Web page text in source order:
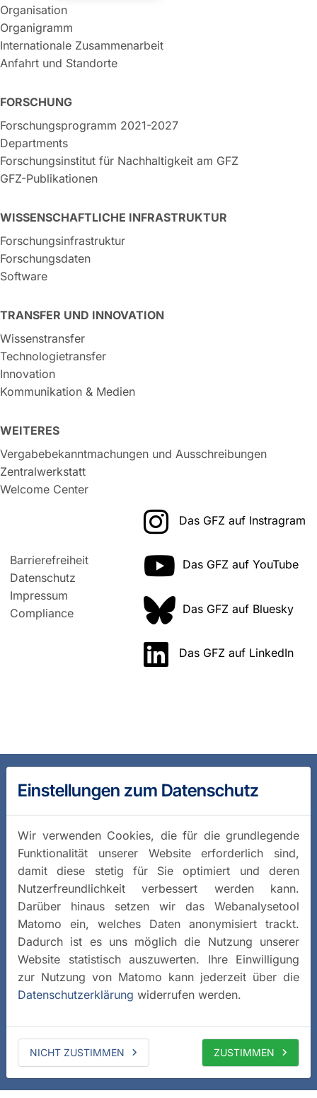
Organisation
Organigramm
Internationale Zusammenarbeit
Anfahrt und Standorte
FORSCHUNG
Forschungsprogramm 2021-2027
Departments
Forschungsinstitut für Nachhaltigkeit am GFZ
GFZ-Publikationen
WISSENSCHAFTLICHE INFRASTRUKTUR
Forschungsinfrastruktur
Forschungsdaten
Software
TRANSFER UND INNOVATION
Wissenstransfer
Technologietransfer
Innovation
Kommunikation & Medien
WEITERES
Vergabebekanntmachungen und Ausschreibungen
Zentralwerkstatt
Welcome Center
Barrierefreiheit
Datenschutz
Impressum
Compliance
Das GFZ auf Instragram
Das GFZ auf YouTube
Das GFZ auf Bluesky
Das GFZ auf LinkedIn
Einstellungen zum Datenschutz
Wir verwenden Cookies, die für die grundlegende
Funktionalität unserer Website erforderlich sind,
damit diese stetig für Sie optimiert und deren
Nutzerfreundlichkeit verbessert werden kann.
Darüber hinaus setzen wir das Webanalysetool
Matomo ein, welches Daten anonymisiert trackt.
Dadurch ist es uns möglich die Nutzung unserer
Website statistisch auszuwerten. Ihre Einwilligung
zur Nutzung von Matomo kann jederzeit über die
Datenschutzerklärung widerrufen werden.
NICHT ZUSTIMMEN ZUSTIMMEN